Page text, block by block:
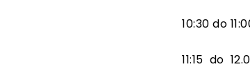
10:30 do
11:15 do